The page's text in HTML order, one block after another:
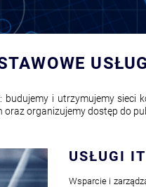
i utrzymujemy
organizujemy dostęp do
USŁUGI IT
Wsparcie i